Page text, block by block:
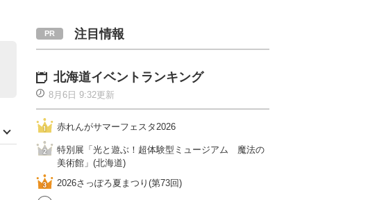
注目情報
北海道イベントランキング
8月6日 9:32更新
赤れんがサマーフェスタ2026
特別展「光と遊ぶ！超体験型ミュージアム 魔法の
美術館」(北海道)
2026さっぽろ夏まつり(第73回)